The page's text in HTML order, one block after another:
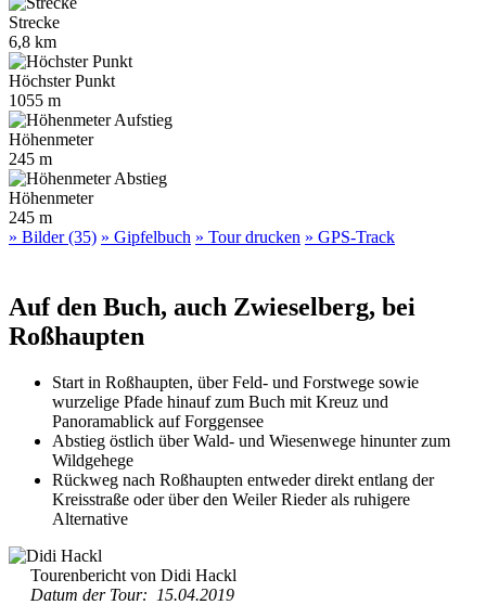
Strecke
6,8 km
Höchster Punkt
1055 m
Höhenmeter
245 m
Höhenmeter
245 m
» Bilder (35) » Gipfelbuch » Tour drucken » GPS-Track
Auf den Buch, auch Zwieselberg, bei
Roßhaupten
Start in Roßhaupten, über Feld- und Forstwege sowie
wurzelige Pfade hinauf zum Buch mit Kreuz und
Panoramablick auf Forggensee
Abstieg östlich über Wald- und Wiesenwege hinunter zum
Wildgehege
Rückweg nach Roßhaupten entweder direkt entlang der
Kreisstraße oder über den Weiler Rieder als ruhigere
Alternative
Tourenbericht von Didi Hackl
Datum der Tour: 15.04.2019